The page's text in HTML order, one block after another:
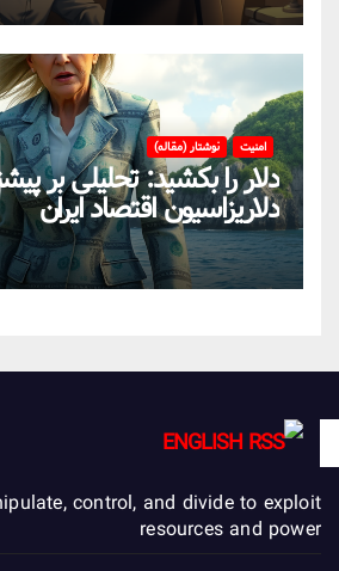
امنیت نوشتار (مقاله)
دلار را بکشید: تحلیلی بر
دلاریزاسیون اقتصاد ایران
ENGLISH
control, and divide to exploit
resources and power